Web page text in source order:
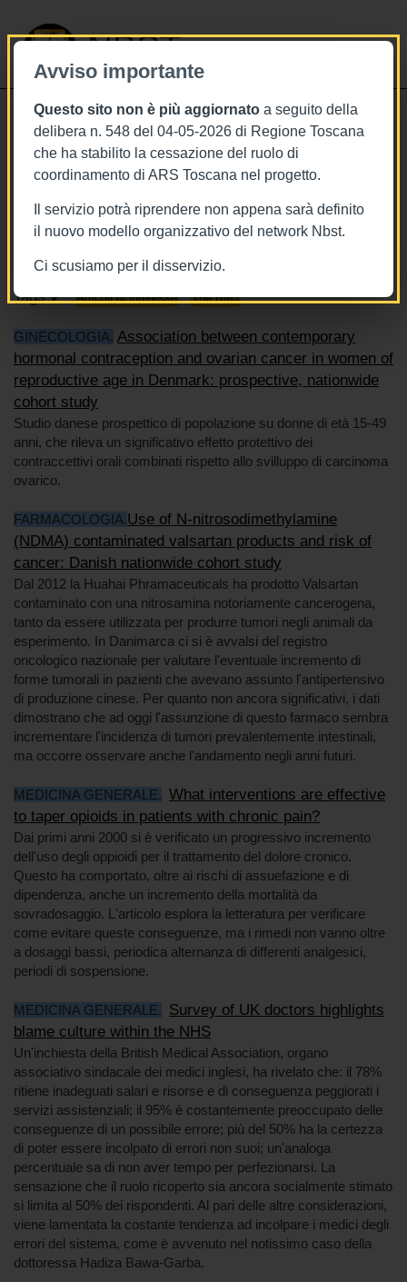
Avviso importante
Questo sito non è più aggiornato a seguito della
delibera n. 548 del 04-05-2026 di Regione Toscana
che ha stabilito la cessazione del ruolo di
coordinamento di ARS Toscana nel progetto.
Il servizio potrà riprendere non appena sarà definito
il nuovo modello organizzativo del network Nbst.
Ci scusiamo per il disservizio.
NBST
29/9/2018
29 settembre - This week in The
BMJ
Tags Articoli di interesse The BMJ
GINECOLOGIA. Association between contemporary
hormonal contraception and ovarian cancer in women of
reproductive age in Denmark: prospective, nationwide
cohort study
Studio danese prospettico di popolazione su donne di età 15-49
anni, che rileva un significativo effetto protettivo dei
contraccettivi orali combinati rispetto allo svilluppo di carcinoma
ovarico.
FARMACOLOGIA.Use of N-nitrosodimethylamine
(NDMA) contaminated valsartan products and risk of
cancer: Danish nationwide cohort study
Dal 2012 la Huahai Phramaceuticals ha prodotto Valsartan
contaminato con una nitrosamina notoriamente cancerogena,
tanto da essere utilizzata per produrre tumori negli animali da
esperimento. In Danimarca ci si è avvalsi del registro
oncologico nazionale per valutare l'eventuale incremento di
forme tumorali in pazienti che avevano assunto l'antipertensivo
di produzione cinese. Per quanto non ancora significativi, i dati
dimostrano che ad oggi l'assunzione di questo farmaco sembra
incrementare l'incidenza di tumori prevalentemente intestinali,
ma occorre osservare anche l'andamento negli anni futuri.
MEDICINA GENERALE. What interventions are effective
to taper opioids in patients with chronic pain?
Dai primi anni 2000 si è verificato un progressivo incremento
dell'uso degli oppioidi per il trattamento del dolore cronico.
Questo ha comportato, oltre ai rischi di assuefazione e di
dipendenza, anche un incremento della mortalità da
sovradosaggio. L'articolo esplora la letteratura per verificare
come evitare queste conseguenze, ma i rimedi non vanno oltre
a dosaggi bassi, periodica alternanza di differenti analgesici,
periodi di sospensione.
MEDICINA GENERALE. Survey of UK doctors highlights
blame culture within the NHS
Un'inchiesta della British Medical Association, organo
associativo sindacale dei medici inglesi, ha rivelato che: il 78%
ritiene inadeguati salari e risorse e di conseguenza peggiorati i
servizi assistenziali; il 95% è costantemente preoccupato delle
conseguenze di un possibile errore; più del 50% ha la certezza
di poter essere incolpato di errori non suoi; un'analoga
percentuale sa di non aver tempo per perfezionarsi. La
sensazione che il ruolo ricoperto sia ancora socialmente stimato
si limita al 50% dei rispondenti. Al pari delle altre considerazioni,
viene lamentata la costante tendenza ad incolpare i medici degli
errori del sistema, come è avvenuto nel notissimo caso della
dottoressa Hadiza Bawa-Garba.